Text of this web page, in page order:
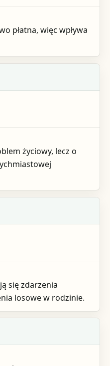
płatna, więc wpływa
życiowy, lecz o
się zdarzenia
losowe w rodzinie.